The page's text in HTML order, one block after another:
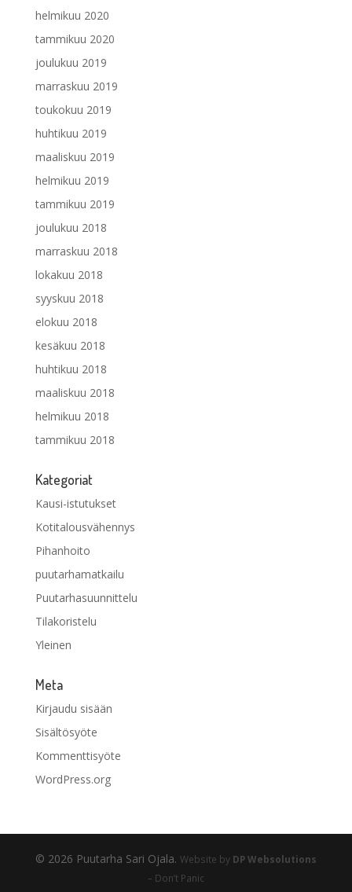
helmikuu 2020
tammikuu 2020
joulukuu 2019
marraskuu 2019
toukokuu 2019
huhtikuu 2019
maaliskuu 2019
helmikuu 2019
tammikuu 2019
joulukuu 2018
marraskuu 2018
lokakuu 2018
syyskuu 2018
elokuu 2018
kesäkuu 2018
huhtikuu 2018
maaliskuu 2018
helmikuu 2018
tammikuu 2018
Kategoriat
Kausi-istutukset
Kotitalousvähennys
Pihanhoito
puutarhamatkailu
Puutarhasuunnittelu
Tilakoristelu
Yleinen
Meta
Kirjaudu sisään
Sisältösyöte
Kommenttisyöte
WordPress.org
© 2026 Puutarha Sari Ojala. Website by DP Websolutions
– Don’t Panic